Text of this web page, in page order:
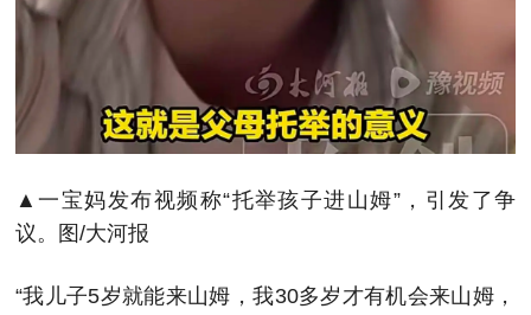
▲一宝妈发布视频称“托举孩子进山姆”，引发了争
议。图/大河报
“我儿子5岁就能来山姆，我30多岁才有机会来山姆，